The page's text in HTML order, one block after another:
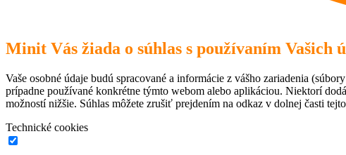
Minit Vás žiada o súhlas s používaním Vašich
Vaše osobné údaje budú spracované a informácie z vášho zariadenia
prípadne používané konkrétne týmto webom alebo aplikáciou. Niektorí
možností nižšie. Súhlas môžete zrušiť prejdením na odkaz v dolnej časti
Technické cookies